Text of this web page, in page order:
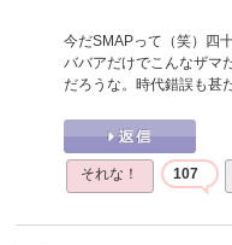
今だSMAPって（笑）四
ババアだけでこんなザマ
だろうな。時代錯誤も甚
それな！ 107